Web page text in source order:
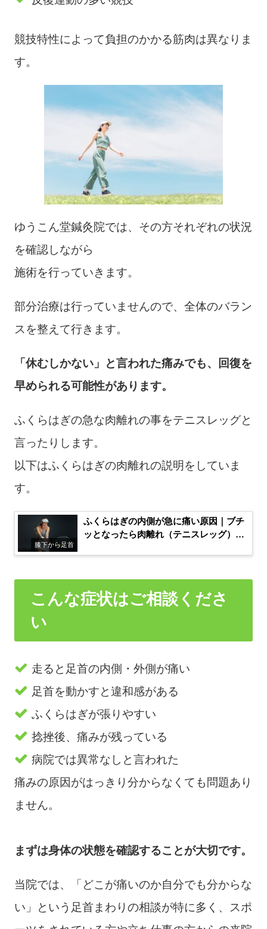
競技特性によって負担のかかる筋肉は異なりま
す。
ゆうこん堂鍼灸院では、その方それぞれの状況
を確認しながら
施術を行っていきます。
部分治療は行っていませんので、全体のバラン
スを整えて行きます。
「休むしかない」と言われた痛みでも、回復を
早められる可能性があります。
ふくらはぎの急な肉離れの事をテニスレッグと
言ったりします。
以下はふくらはぎの肉離れの説明をしていま
す。
膝下から足首
ふくらはぎの内側が急に痛い原因｜ブチ
ッとなったら肉離れ（テニスレッグ）か
こんな症状はご相談くださ
い
走ると足首の内側・外側が痛い
足首を動かすと違和感がある
ふくらはぎが張りやすい
捻挫後、痛みが残っている
病院では異常なしと言われた
痛みの原因がはっきり分からなくても問題あり
ません。
まずは身体の状態を確認することが大切です。
当院では、「どこが痛いのか自分でも分からな
い」という足首まわりの相談が特に多く、スポ